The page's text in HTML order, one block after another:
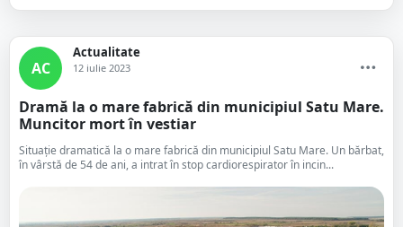
AC
Actualitate
12 iulie 2023
Dramă la o mare fabrică din municipiul Satu Mare.
Muncitor mort în vestiar
Situație dramatică la o mare fabrică din municipiul Satu Mare. Un bărbat,
în vârstă de 54 de ani, a intrat în stop cardiorespirator în incin...